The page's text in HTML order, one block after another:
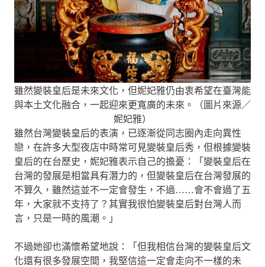
雖然變裝皇后是未來文化，但妮妃雅仍由衷希望在臺灣能
與本土文化融合，一起迎來更寬廣的未來。（圖片來源／
妮妃雅）
雖然台灣變裝皇后的表演，已逐漸從同志圈內走向異性
戀，在許多大型夜店中時常可見變裝皇后秀，但根據變裝
皇后的在台歷史，妮妃雅表示自己的擔憂：「變裝皇后在
台灣的發展是相當具有潛力的，但變裝皇后在台灣發展的
不算久，雖然這並不一定會發生，不過……會不會過了五
年，大家就不支持了？其實我很怕變裝皇后對台灣人而
言，只是一時的風潮。」
不過她卻也滿懷希望地說：「但我相信台灣的變裝皇后文
化還有很多發展空間，我堅信這一定會走向不一樣的未